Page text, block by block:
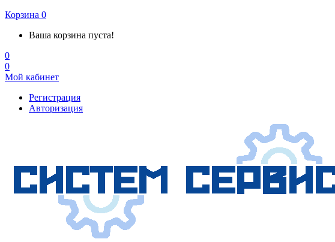
Корзина 0
Ваша корзина пуста!
0
0
Мой кабинет
Регистрация
Авторизация